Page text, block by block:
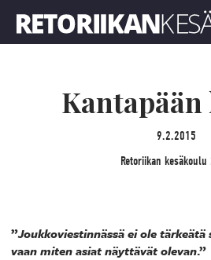
9.2.2015
Retoriikan kesäkoulu
”Joukkoviestinnässä ei ole
vaan miten asiat näyttävät olevan.”